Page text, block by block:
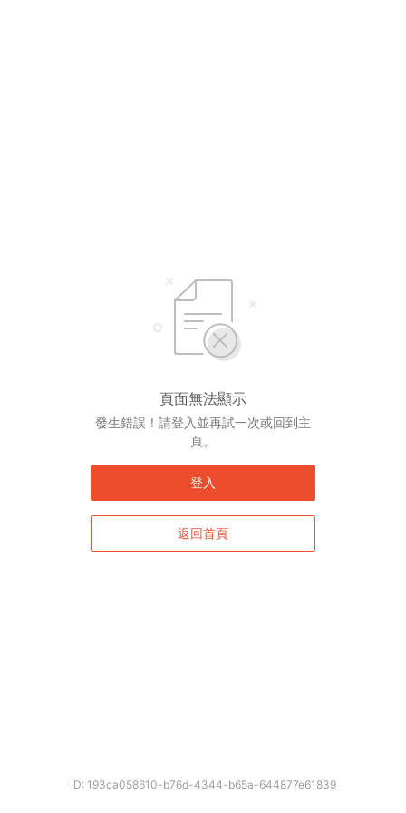
頁面無法顯示
發生錯誤！請登入並再試一次或回到主
頁。
登入
返回首頁
ID: 193ca058610-b76d-4344-b65a-644877e61839